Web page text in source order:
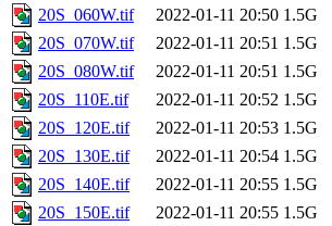
20S_060W.tif
2022-01-11 20:50 1.5G
20S_070W.tif
2022-01-11 20:51 1.5G
20S_080W.tif
2022-01-11 20:51 1.5G
20S_110E.tif
2022-01-11 20:52 1.5G
20S_120E.tif
2022-01-11 20:53 1.5G
20S_130E.tif
2022-01-11 20:54 1.5G
20S_140E.tif
2022-01-11 20:55 1.5G
20S_150E.tif
2022-01-11 20:55 1.5G